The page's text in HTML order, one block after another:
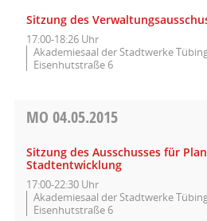
Sitzung des
17:00-18:26 Uhr
Akademiesaal der Stadtwerke
Eisenhutstraße 6
MO 04.05.2015
Sitzung des Ausschusses für
Stadtentwicklung
17:00-22:30 Uhr
Akademiesaal der Stadtwerke
Eisenhutstraße 6